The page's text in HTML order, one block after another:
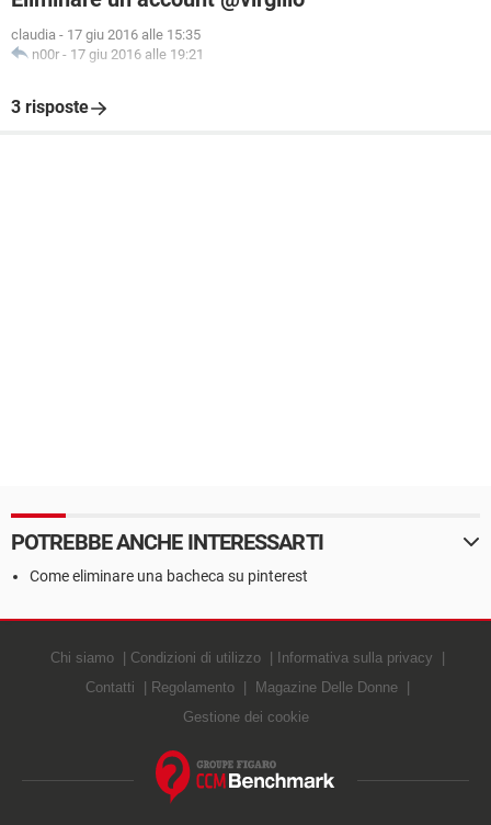
claudia - 17 giu 2016 alle 15:35
n00r - 17 giu 2016 alle 19:21
3 risposte
POTREBBE ANCHE INTERESSARTI
Come eliminare una bacheca su pinterest
Chi siamo Condizioni di utilizzo
Informativa sulla privacy
Contatti
Regolamento
Magazine Delle Donne
Gestione dei cookie